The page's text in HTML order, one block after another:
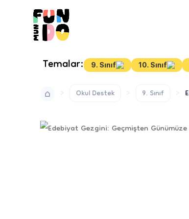
Temalar: 9. Sınıf 10. Sınıf
Okul Destek 9. Sınıf